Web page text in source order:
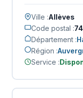
Ville :Allèves
Code postal :
Département :
Région :
Service :